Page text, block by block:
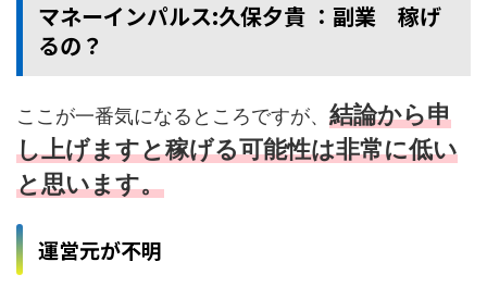
マネーインパルス:久保夕貴 ：副業 稼げ
るの？
ここが一番気になるところですが、 結論から申
し上げますと稼げる可能性は非常に低い
と思います。
運営元が不明